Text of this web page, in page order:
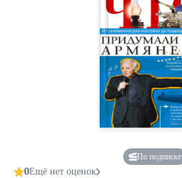
По подписке
0Ещё нет оценок